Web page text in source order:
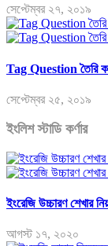
সেপ্টেম্বর ২৭, ২০১৯
Tag Question তৈরি
সেপ্টেম্বর ২৫, ২০১৯
ইংলিশ স্টাডি কর্ণার
ইংরেজি উচ্চারণ শেখার
আগস্ট ১৭, ২০২০